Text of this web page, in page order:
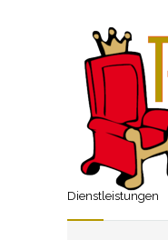
Dienstleistungen